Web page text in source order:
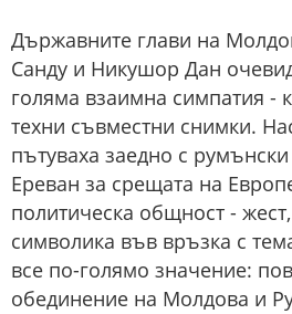
Държавните глави на
Санду и Никушор Дан
голяма взаимна симпатия -
техни съвместни снимки.
пътуваха заедно с
Ереван за срещата на
политическа общност -
символика във връзка с
все по-голямо значение:
обединение на Молдова и